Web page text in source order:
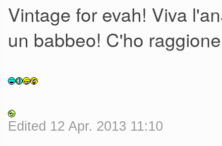
Vintage for evah! Viva
un babbeo! C'ho
Edited 12 Apr. 2013 11:10